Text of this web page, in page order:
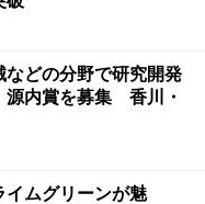
などの分野で研究開発
内賞を募集 香川・
イムグリーンが魅